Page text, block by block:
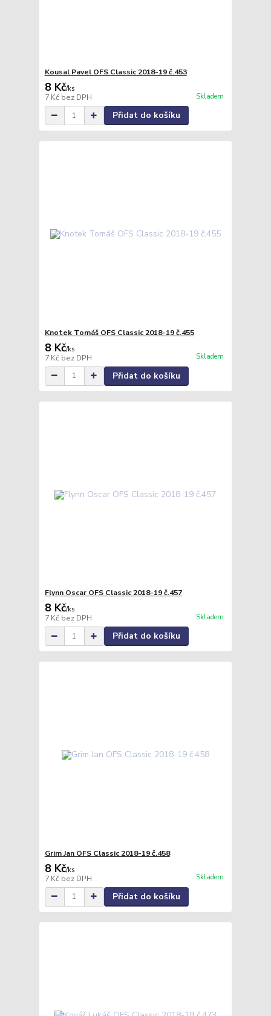
Kousal Pavel OFS Classic 2018-19 č.453
8 Kč/ks
7 Kč bez DPH Skladem
Přidat do košíku
Knotek Tomáš OFS Classic 2018-19 č.455
8 Kč/ks
7 Kč bez DPH Skladem
Přidat do košíku
Flynn Oscar OFS Classic 2018-19 č.457
8 Kč/ks
7 Kč bez DPH Skladem
Přidat do košíku
Grim Jan OFS Classic 2018-19 č.458
8 Kč/ks
7 Kč bez DPH Skladem
Přidat do košíku